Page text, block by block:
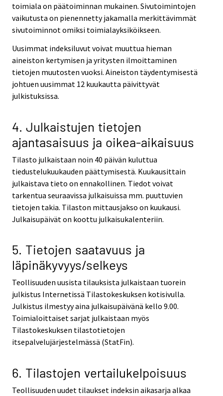
toimiala on päätoiminnan mukainen. Sivutoimintojen
vaikutusta on pienennetty jakamalla merkittävimmät
sivutoiminnot omiksi toimialayksiköikseen.
Uusimmat indeksiluvut voivat muuttua hieman
aineiston kertymisen ja yritysten ilmoittaminen
tietojen muutosten vuoksi. Aineiston täydentymisestä
johtuen uusimmat 12 kuukautta päivittyvät
julkistuksissa.
4. Julkaistujen tietojen
ajantasaisuus ja oikea-aikaisuus
Tilasto julkaistaan noin 40 päivän kuluttua
tiedustelukuukauden päättymisestä. Kuukausittain
julkaistava tieto on ennakollinen. Tiedot voivat
tarkentua seuraavissa julkaisuissa mm. puuttuvien
tietojen takia. Tilaston mittausjakso on kuukausi.
Julkaisupäivät on koottu julkaisukalenteriin.
5. Tietojen saatavuus ja
läpinäkyvyys/selkeys
Teollisuuden uusista tilauksista julkaistaan tuorein
julkistus Internetissä Tilastokeskuksen kotisivulla.
Julkistus ilmestyy aina julkaisupäivänä kello 9.00.
Toimialoittaiset sarjat julkaistaan myös
Tilastokeskuksen tilastotietojen
itsepalvelujärjestelmässä (StatFin).
6. Tilastojen vertailukelpoisuus
Teollisuuden uudet tilaukset indeksin aikasarja alkaa